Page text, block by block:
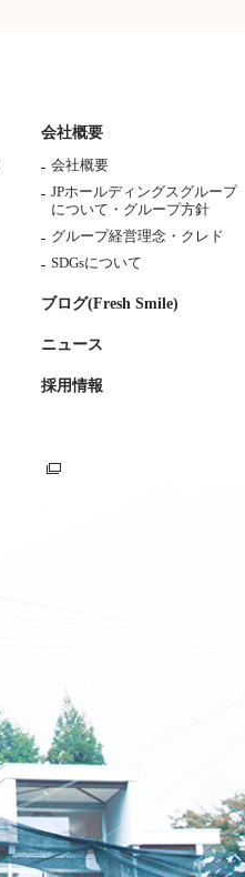
会社概要
会社概要
JPホールディングスグループ
について・ グループ方針
グループ経営理念・クレド
SDGsについて
ブログ(Fresh Smile)
ニュース
採用情報